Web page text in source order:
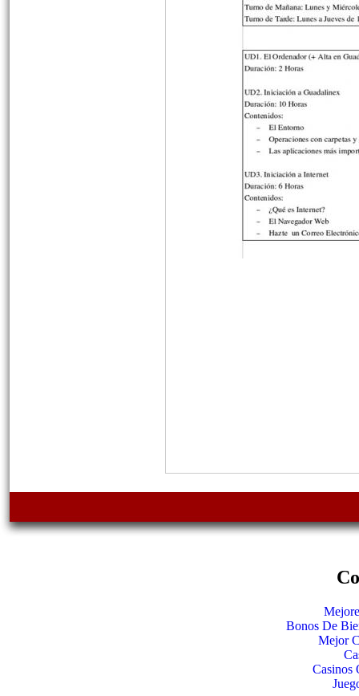
Bonos De
Mejor
Casinos